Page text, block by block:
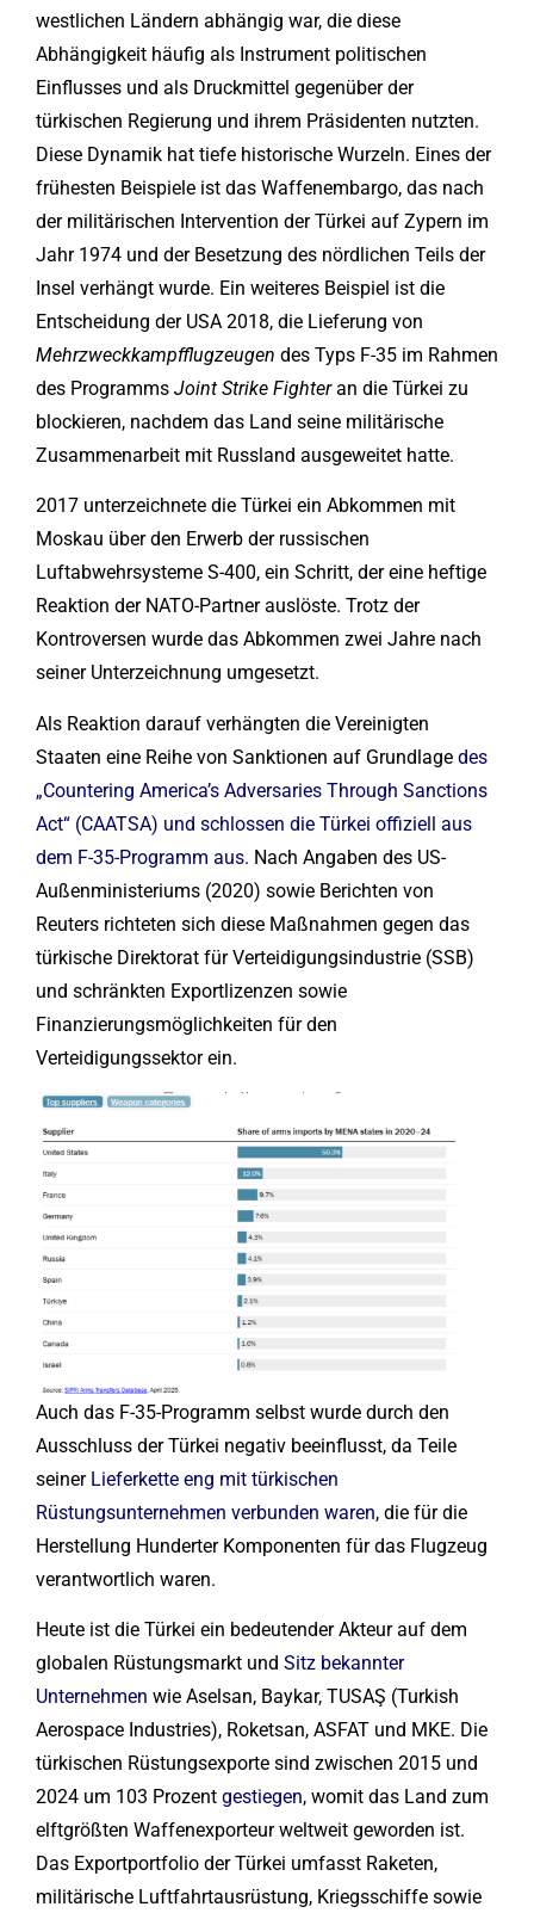
westlichen Ländern abhängig war, die diese
Abhängigkeit häufig als Instrument politischen
Einflusses und als Druckmittel gegenüber der
türkischen Regierung und ihrem Präsidenten nutzten.
Diese Dynamik hat tiefe historische Wurzeln. Eines der
frühesten Beispiele ist das Waffenembargo, das nach
der militärischen Intervention der Türkei auf Zypern im
Jahr 1974 und der Besetzung des nördlichen Teils der
Insel verhängt wurde. Ein weiteres Beispiel ist die
Entscheidung der USA 2018, die Lieferung von
Mehrzweckkampfflugzeugen des Typs F-35 im Rahmen
des Programms Joint Strike Fighteran die Türkei zu
blockieren, nachdem das Land seine militärische
Zusammenarbeit mit Russland ausgeweitet hatte.
2017 unterzeichnete die Türkei ein Abkommen mit
Moskau über den Erwerb der russischen
Luftabwehrsysteme S-400, ein Schritt, der eine heftige
Reaktion der NATO-Partner auslöste. Trotz der
Kontroversen wurde das Abkommen zwei Jahre nach
seiner Unterzeichnung umgesetzt.
Als Reaktion darauf verhängten die Vereinigten
Staaten eine Reihe von Sanktionen auf Grundlage des
„Countering America’s Adversaries Through Sanctions
Act“ (CAATSA) und schlossen die Türkei offiziell aus
dem F-35-Programm aus. Nach Angaben des US-
Außenministeriums (2020) sowie Berichten von
Reuters richteten sich diese Maßnahmen gegen das
türkische Direktorat für Verteidigungsindustrie (SSB)
und schränkten Exportlizenzen sowie
Finanzierungsmöglichkeiten für den
Verteidigungssektor ein.
Auch das F-35-Programm selbst wurde durch den
Ausschluss der Türkei negativ beeinflusst, da Teile
seiner Lieferkette eng mit türkischen
Rüstungsunternehmen verbunden waren, die für die
Herstellung Hunderter Komponenten für das Flugzeug
verantwortlich waren.
Heute ist die Türkei ein bedeutender Akteur auf dem
globalen Rüstungsmarkt und Sitz bekannter
Unternehmen wie Aselsan, Baykar, TUSAŞ (Turkish
Aerospace Industries), Roketsan, ASFAT und MKE. Die
türkischen Rüstungsexporte sind zwischen 2015 und
2024 um 103 Prozent gestiegen, womit das Land zum
elftgrößten Waffenexporteur weltweit geworden ist.
Das Exportportfolio der Türkei umfasst Raketen,
militärische Luftfahrtausrüstung, Kriegsschiffe sowie